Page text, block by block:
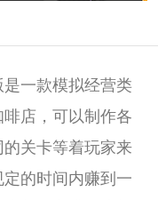
一款模拟经营类
店，可以制作各
关卡等着玩家来
的时间内赚到一